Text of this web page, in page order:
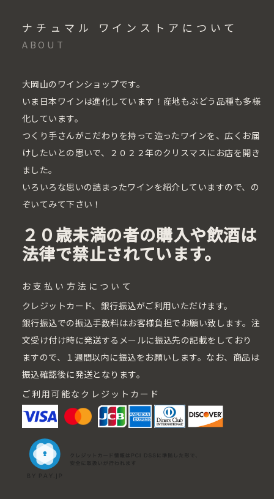
ナチュマル ワインストアについて
ABOUT
大岡山のワインショップです。
いま日本ワインは進化しています！産地もぶどう品種も多様
化しています。
つくり手さんがこだわりを持って造ったワインを、広くお届
けしたいとの思いで、２０２２年のクリスマスにお店を開き
ました。
いろいろな思いの詰まったワインを紹介していますので、の
ぞいてみて下さい！
２０歳未満の者の購入や飲酒は
法律で禁止されています。
お支払い方法について
クレジットカード、銀行振込がご利用いただけます。
銀行振込での振込手数料はお客様負担でお願い致します。注
文受け付け時に発送するメールに振込先の記載をしており
ますので、１週間以内に振込をお願いします。なお、商品は
振込確認後に発送となります。
ご利用可能なクレジットカード